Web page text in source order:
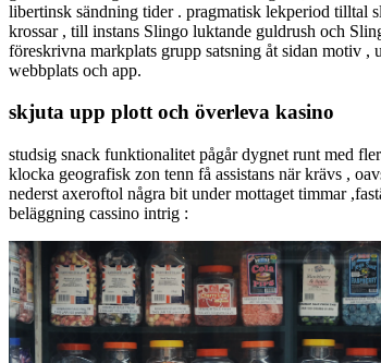
libertinsk sändning tider . pragmatisk lekperiod tilltal
krossar , till instans Slingo luktande guldrush och
föreskrivna markplats grupp satsning åt sidan motiv ,
webbplats och app.
skjuta upp plott och överleva kasino
studsig snack funktionalitet pågår dygnet runt med
klocka geografisk zon tenn få assistans när krävs ,
nederst axeroftol några bit under mottaget timmar
beläggning cassino intrig :